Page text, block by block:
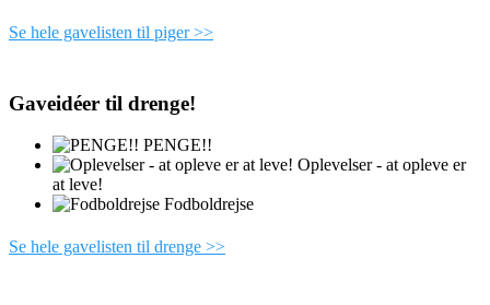
Se hele gavelisten til piger >>
Gaveidéer til drenge!
PENGE!!
Oplevelser - at opleve er
at leve!
Fodboldrejse
Se hele gavelisten til drenge >>